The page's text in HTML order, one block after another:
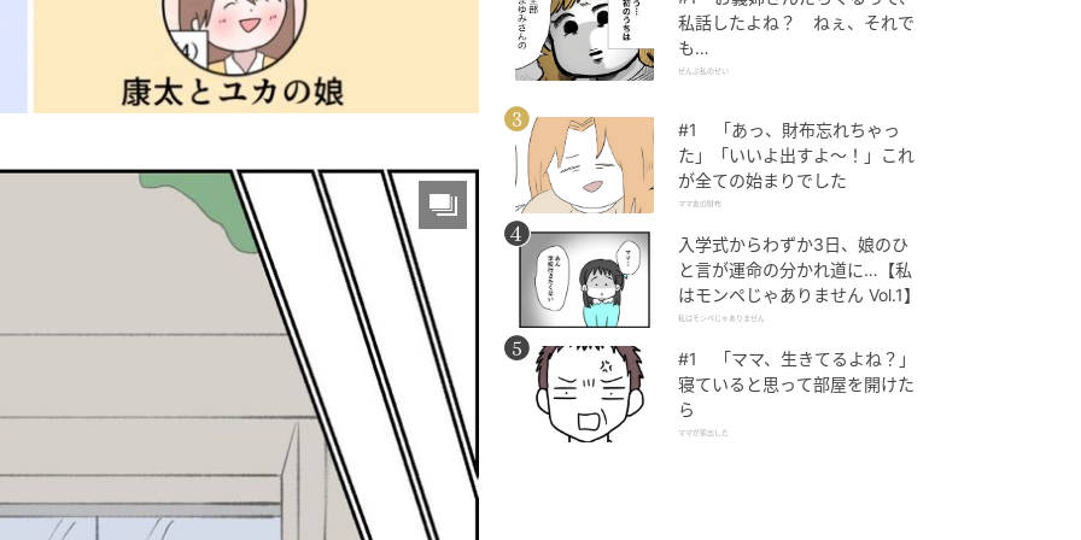
私話したよね？ ねぇ、それで
も…
ぜんぶ私のせい
#1 「あっ、財布忘れちゃっ
た」「いいよ出すよ〜！」これ
が全ての始まりでした
ママ友の財布
入学式からわずか3日、娘のひ
と言が運命の分かれ道に…【私
はモンペじゃありません Vol.1】
私はモンペじゃありません
#1 「ママ、生きてるよね？」
寝ていると思って部屋を開けた
ら
ママが家出した